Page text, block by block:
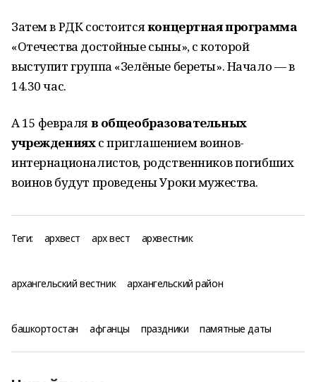
Затем в РДК состоитсяконцертная программа
«Отечества достойные сыны», с которой
выступит группа «Зелёные береты». Начало — в
14.30 час.
А 15 февраляв общеобразовательных
учрежденияхс приглашением воинов-
интернационалистов, родственников погибших
воинов будут проведены Уроки мужества.
Теги: архвест арх вест архвестник
архангельский вестник архангельский район
башкортостан афганцы праздники памятные даты